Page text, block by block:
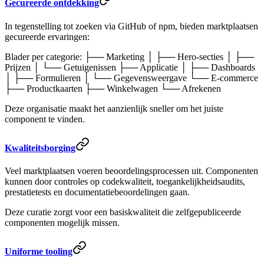
Gecureerde ontdekking
In tegenstelling tot zoeken via GitHub of npm, bieden marktplaatsen
gecureerde ervaringen:
Blader per categorie: ├── Marketing │ ├── Hero-secties │ ├──
Prijzen │ └── Getuigenissen ├── Applicatie │ ├── Dashboards
│ ├── Formulieren │ └── Gegevensweergave └── E-commerce
├── Productkaarten ├── Winkelwagen └── Afrekenen
Deze organisatie maakt het aanzienlijk sneller om het juiste
component te vinden.
Kwaliteitsborging
Veel marktplaatsen voeren beoordelingsprocessen uit. Componenten
kunnen door controles op codekwaliteit, toegankelijkheidsaudits,
prestatietests en documentatiebeoordelingen gaan.
Deze curatie zorgt voor een basiskwaliteit die zelfgepubliceerde
componenten mogelijk missen.
Uniforme tooling